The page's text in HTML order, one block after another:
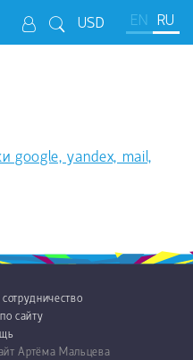
USD EN RU
google, yandex, mail,
сайту
Артёма Мальцева